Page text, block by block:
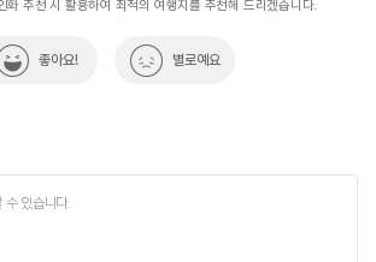
화 추천 시 활용하여 최적의 여행지를 추천해 드리겠습니다.
좋아요! 별로예요